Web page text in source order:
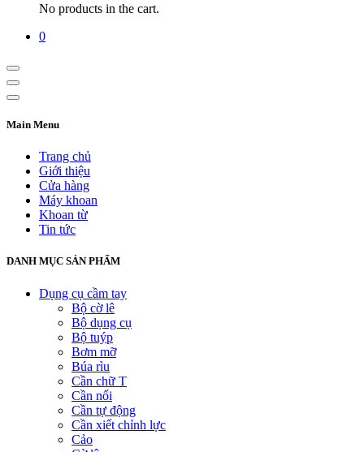
No products in the cart.
0
Main Menu
Trang chủ
Giới thiệu
Cửa hàng
Máy khoan
Khoan từ
Tin tức
DANH MỤC SẢN PHẨM
Dụng cụ cầm tay
Bộ cờ lê
Bộ dụng cụ
Bộ tuýp
Bơm mỡ
Búa rìu
Cần chữ T
Cần nối
Cần tự động
Cần xiết chỉnh lực
Cảo